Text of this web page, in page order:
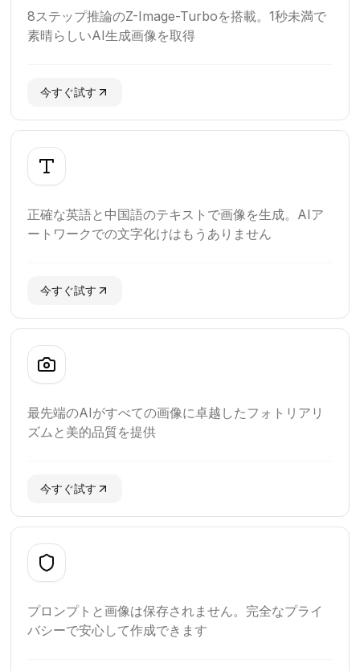
8ステップ推論のZ-Image-Turboを搭載。1秒未満で
素晴らしいAI生成画像を取得
今すぐ試す
正確な英語と中国語のテキストで画像を生成。AIア
ートワークでの文字化けはもうありません
今すぐ試す
最先端のAIがすべての画像に卓越したフォトリアリ
ズムと美的品質を提供
今すぐ試す
プロンプトと画像は保存されません。完全なプライ
バシーで安心して作成できます